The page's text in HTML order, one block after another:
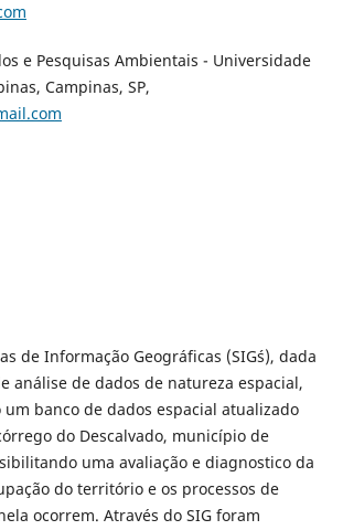
e Pesquisas Ambientais - Universidade
Campinas, SP,
de Informação Geográficas (SIG´s), dada
análise de dados de natureza espacial,
banco de dados espacial atualizado
do Descalvado, município de
uma avaliação e diagnostico da
do território e os processos de
ocorrem. Através do SIG foram